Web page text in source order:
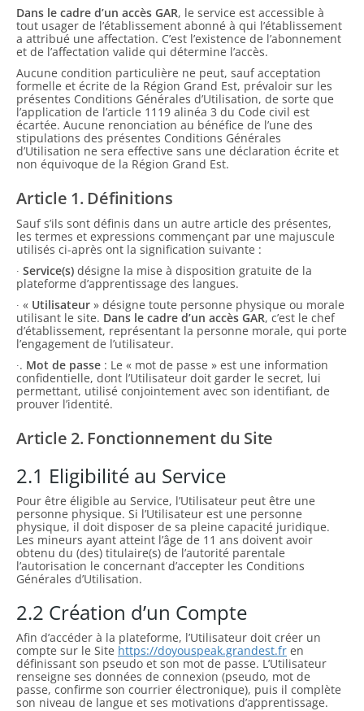
Dans le cadre d’un accès GAR, le service est accessible à
tout usager de l’établissement abonné à qui l’établissement
a attribué une affectation. C’est l’existence de l’abonnement
et de l’affectation valide qui détermine l’accès.
Aucune condition particulière ne peut, sauf acceptation
formelle et écrite de la Région Grand Est, prévaloir sur les
présentes Conditions Générales d’Utilisation, de sorte que
l’application de l’article 1119 alinéa 3 du Code civil est
écartée. Aucune renonciation au bénéfice de l’une des
stipulations des présentes Conditions Générales
d’Utilisation ne sera effective sans une déclaration écrite et
non équivoque de la Région Grand Est.
Article 1. Définitions
Sauf s’ils sont définis dans un autre article des présentes,
les termes et expressions commençant par une majuscule
utilisés ci-après ont la signification suivante :
∙ Service(s) désigne la mise à disposition gratuite de la
plateforme d’apprentissage des langues.
∙ « Utilisateur » désigne toute personne physique ou morale
utilisant le site. Dans le cadre d’un accès GAR, c’est le chef
d’établissement, représentant la personne morale, qui porte
l’engagement de l’utilisateur.
∙. Mot de passe : Le « mot de passe » est une information
confidentielle, dont l’Utilisateur doit garder le secret, lui
permettant, utilisé conjointement avec son identifiant, de
prouver l’identité.
Article 2. Fonctionnement du Site
2.1 Eligibilité au Service
Pour être éligible au Service, l’Utilisateur peut être une
personne physique. Si l’Utilisateur est une personne
physique, il doit disposer de sa pleine capacité juridique.
Les mineurs ayant atteint l’âge de 11 ans doivent avoir
obtenu du (des) titulaire(s) de l’autorité parentale
l’autorisation le concernant d’accepter les Conditions
Générales d’Utilisation.
2.2 Création d’un Compte
Afin d’accéder à la plateforme, l’Utilisateur doit créer un
compte sur le Site https://doyouspeak.grandest.fr en
définissant son pseudo et son mot de passe. L’Utilisateur
renseigne ses données de connexion (pseudo, mot de
passe, confirme son courrier électronique), puis il complète
son niveau de langue et ses motivations d’apprentissage.